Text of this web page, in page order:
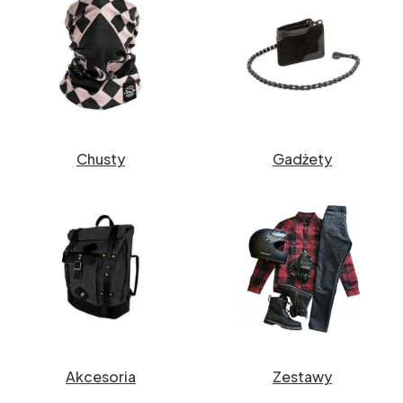
Chusty Gadżety
Akcesoria Zestawy